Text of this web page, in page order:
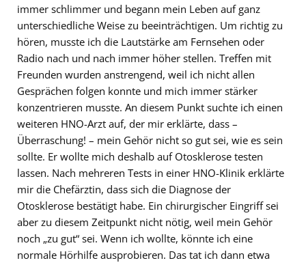
immer schlimmer und begann mein Leben auf ganz
unterschiedliche Weise zu beeinträchtigen. Um richtig zu
hören, musste ich die Lautstärke am Fernsehen oder
Radio nach und nach immer höher stellen. Treffen mit
Freunden wurden anstrengend, weil ich nicht allen
Gesprächen folgen konnte und mich immer stärker
konzentrieren musste. An diesem Punkt suchte ich einen
weiteren HNO-Arzt auf, der mir erklärte, dass –
Überraschung! – mein Gehör nicht so gut sei, wie es sein
sollte. Er wollte mich deshalb auf Otosklerose testen
lassen. Nach mehreren Tests in einer HNO-Klinik erklärte
mir die Chefärztin, dass sich die Diagnose der
Otosklerose bestätigt habe. Ein chirurgischer Eingriff sei
aber zu diesem Zeitpunkt nicht nötig, weil mein Gehör
noch „zu gut“ sei. Wenn ich wollte, könnte ich eine
normale Hörhilfe ausprobieren. Das tat ich dann etwa